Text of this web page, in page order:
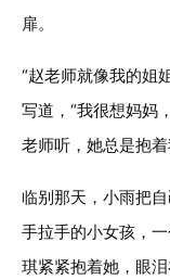
扉。
“赵老师就像我的姐
写道，“我很想妈妈
老师听，她总是抱着
临别那天，小雨把
手拉手的小女孩，
琪紧紧抱着她，眼泪